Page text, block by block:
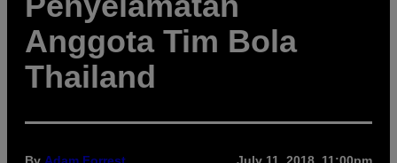
Anggota Tim Bola
Thailand
By Adam Forrest July 11, 2018, 11:00pm